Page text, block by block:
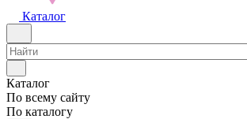
Каталог
Каталог
По всему сайту
По каталогу